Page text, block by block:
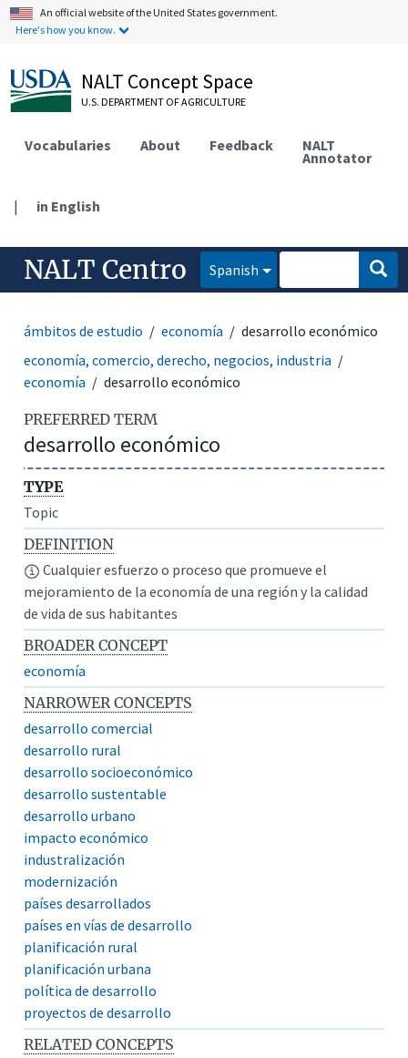
An official website of the United States government.
Here's how you know.
NALT Concept Space
U.S. DEPARTMENT OF AGRICULTURE
Vocabularies About Feedback NALT
Annotator
| in English
NALT Centro Spanish
ámbitos de estudio economía
desarrollo económico
economía, comercio, derecho, negocios, industria
economía
desarrollo económico
PREFERRED TERM
desarrollo económico
TYPE
Topic
DEFINITION
Cualquier esfuerzo o proceso que promueve el
mejoramiento de la economía de una región y la calidad
de vida de sus habitantes
BROADER CONCEPT
economía
NARROWER CONCEPTS
desarrollo comercial
desarrollo rural
desarrollo socioeconómico
desarrollo sustentable
desarrollo urbano
impacto económico
industralización
modernización
países desarrollados
países en vías de desarrollo
planificación rural
planificación urbana
política de desarrollo
proyectos de desarrollo
RELATED CONCEPTS